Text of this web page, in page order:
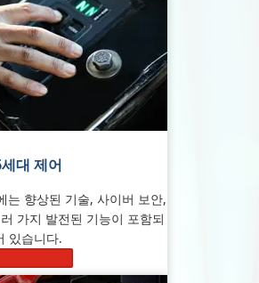
대 제어
는 향상된 기술, 사이버 보안,
가지 발전된 기능이 포함되
있습니다.